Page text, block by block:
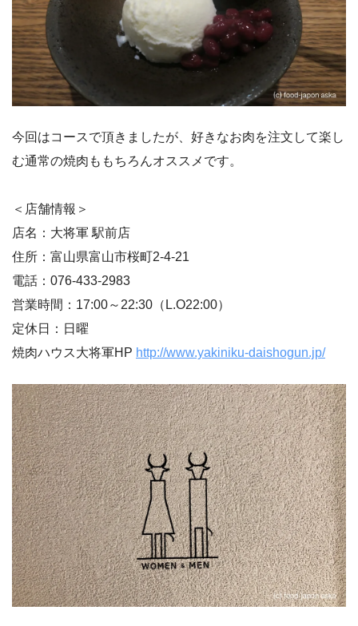
今回はコースで頂きましたが、好きなお肉を注文して楽し
む通常の焼肉ももちろんオススメです。
＜店舗情報＞
店名：大将軍 駅前店
住所：富山県富山市桜町2-4-21
電話：076-433-2983
営業時間：17:00～22:30（L.O22:00）
定休日：日曜
焼肉ハウス大将軍HP http://www.yakiniku-daishogun.jp/